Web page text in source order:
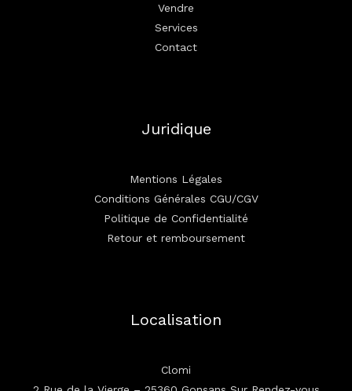
Vendre
Services
Contact
Juridique
Mentions Légales
Conditions Générales CGU/CGV
Politique de Confidentialité
Retour et remboursement
Localisation
Clomi